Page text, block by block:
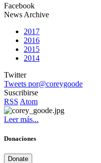
Facebook
News Archive
2017
2016
2015
2014
Twitter
Tweets por@coreygoode
Suscribirse
RSS Atom
Leer más...
Donaciones
Donate